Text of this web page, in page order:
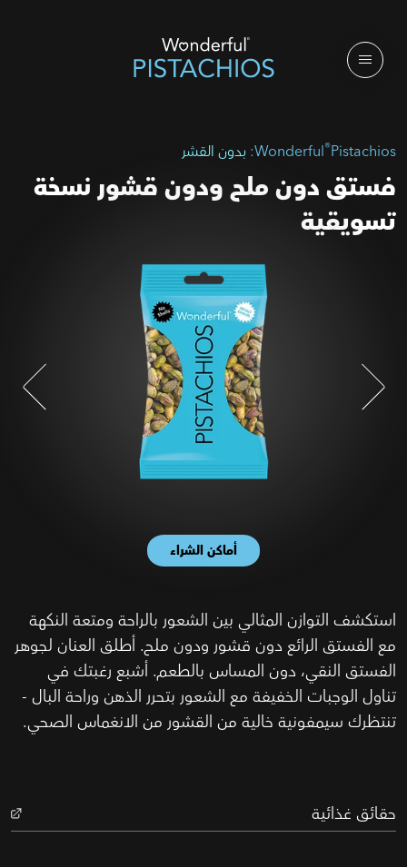
فستق دون ملح ودون قشور نسخة
تسويقية
Wonderful®Pistachios: بدون القشر
استكشف التوازن المثالي بين الشعور بالراحة ومتعة النكهة
مع الفستق الرائع دون قشور ودون ملح. أطلق العنان لجوهر
الفستق النقي، دون المساس بالطعم. أشبع رغبتك في
تناول الوجبات الخفيفة مع الشعور بتحرر الذهن وراحة البال -
تنتظرك سيمفونية خالية من القشور من الانغماس الصحي.
أماكن الشراء
حقائق غذائية